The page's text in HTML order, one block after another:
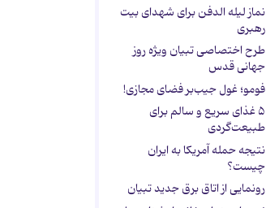
نماز لیله الدفن برای شهدای بیت
رهبری
طرح اختصاصی تبیان ویژه روز
جهانی قدس
فومو؛ غول جیب‌بر فضای مجازی!
۵ غذای سریع و سالم برای
طبیعت‌گردی
نتیجه حمله آمریکا به ایران
چیست؟
رونمایی از اتاق برق جدید تبیان